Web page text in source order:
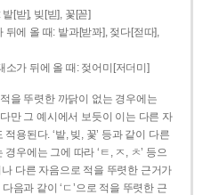
[받], 빚[빋], 꽃[꼳]
에 올 때: 밭과[받꽈], 젖다[젇따],
가 뒤에 올 때: 젖어미[저더미]
을 뚜렷한 까닭이 없는 경우에는
만 그 예시에서 보듯이 이는 다른 자
용된다. ‘밭, 빚, 꽃’ 등과 같이 다른
우에는 그에 따라 ‘ㅌ, ㅈ, ㅊ’ 등으
나 다른 자음으로 적을 뚜렷한 근거가
음과 같이 ‘ㄷ’으로 적을 뚜렷한 근